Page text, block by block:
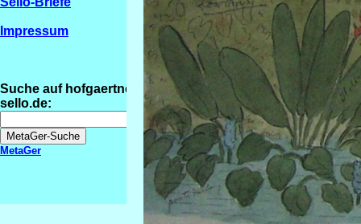
Impressum
Suche auf hofgaertner-
sello.de:
MetaGer